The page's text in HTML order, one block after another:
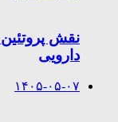
نقش پروتئین
دارویی
۱۴۰۵-۰۵-۰۷